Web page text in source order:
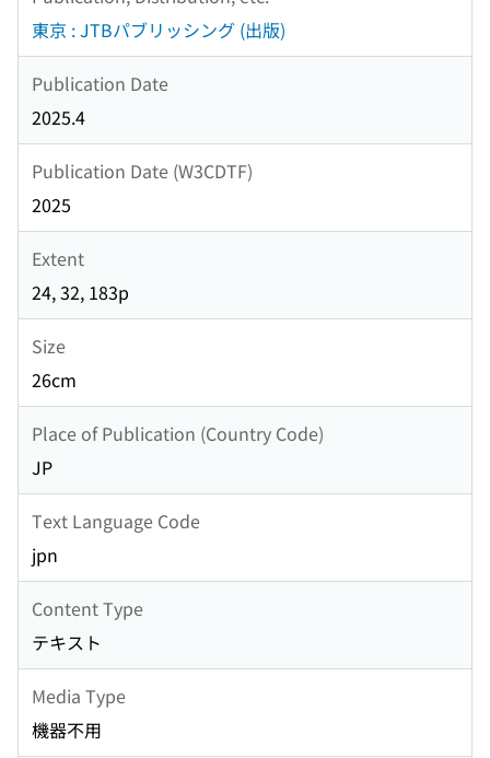
東京 : JTBパブリッシング (出版)
Publication Date
2025.4
Publication Date (W3CDTF)
2025
Extent
24, 32, 183p
Size
26cm
Place of Publication (Country Code)
JP
Text Language Code
jpn
Content Type
テキスト
Media Type
機器不用